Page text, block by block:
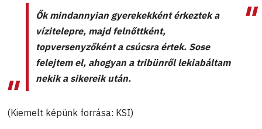
Ők mindannyian gyerekekként érkeztek a
vízitelepre, majd felnőttként,
topversenyzőként a csúcsra értek. Sose
felejtem el, ahogyan a tribünről lekiabáltam
nekik a sikereik után.
(Kiemelt képünk forrása: KSI)